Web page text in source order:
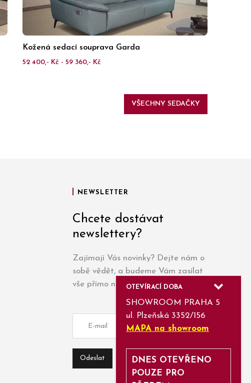
Kožená sedací souprava Garda
52 400,- Kč - 59 360,- Kč
VŠECHNY SEDAČKY
NEWSLETTER
Chcete dostávat
newslettery?
Zajímají Vás novinky? Dejte nám o
sobě vědět, a budeme Vám zasílat
vše přímo na e-mail.OTEVÍRACÍ DOBA
SHOWROOM PRAHA 5
ul. Plzeňská 3352/156
MAPA na showroom
DNES OTEVŘENO
POUZE PRO